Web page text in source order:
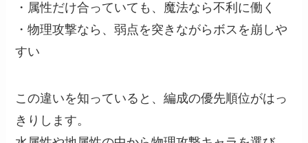
・属性だけ合っていても、魔法なら不利に働く
・物理攻撃なら、弱点を突きながらボスを崩しや
すい
この違いを知っていると、編成の優先順位がはっ
きりします。